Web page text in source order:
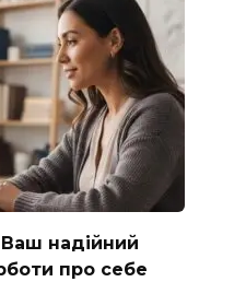
надійний
про себе